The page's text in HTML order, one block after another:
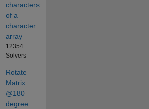
characters
of a
character
array
12354
Solvers
Rotate
Matrix
@180
degree